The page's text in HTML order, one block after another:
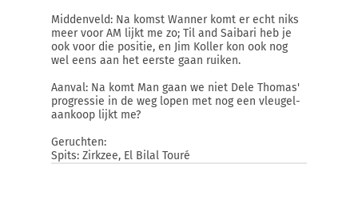
Middenveld: Na komst Wanner komt er echt niks
meer voor AM lijkt me zo; Til and Saibari heb je
ook voor die positie, en Jim Koller kon ook nog
wel eens aan het eerste gaan ruiken.
Aanval: Na komt Man gaan we niet Dele Thomas'
progressie in de weg lopen met nog een vleugel-
aankoop lijkt me?
Geruchten:
Spits: Zirkzee, El Bilal Touré